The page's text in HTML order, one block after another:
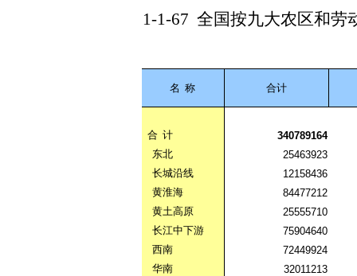
1-1-67 全国按九大农区和劳
名 称 合计
合 计
340789164
东北
25463923
长城沿线
12158436
黄淮海
84477212
黄土高原
25555710
长江中下游
75904640
西南
72449924
华南
32011213